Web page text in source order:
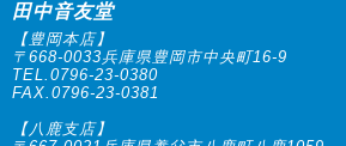
田中音友堂
【豊岡本店】
〒668-0033兵庫県豊岡市中央町16-9
TEL.0796-23-0380
FAX.0796-23-0381
【八鹿支店】